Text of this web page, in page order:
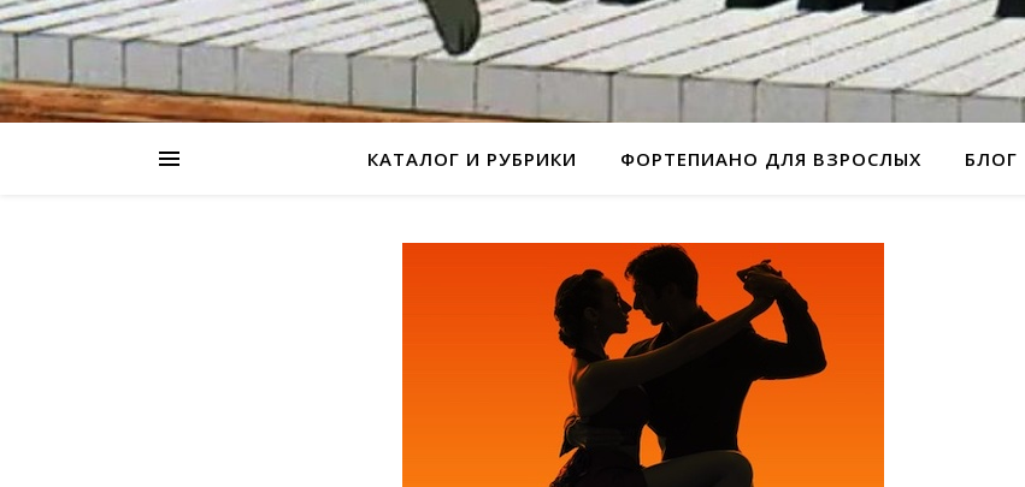
КАТАЛОГ И РУБРИКИ ФОРТЕПИАНО ДЛЯ ВЗРОСЛЫХ БЛОГ